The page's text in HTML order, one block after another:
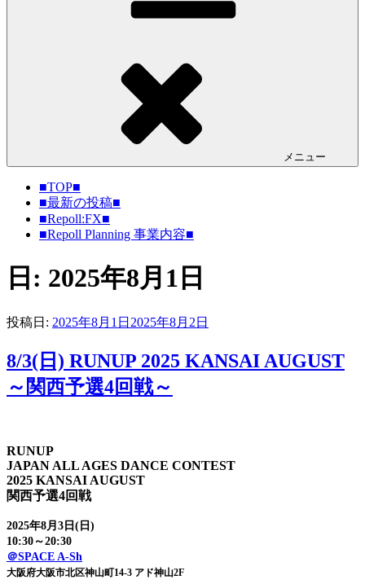
メニュー
■TOP■
■最新の投稿■
■Repoll:FX■
■Repoll Planning 事業内容■
日: 2025年8月1日
投稿日: 2025年8月1日 2025年8月2日
8/3(日) RUNUP 2025 KANSAI AUGUST
～関西予選4回戦～
RUNUP
JAPAN ALL AGES DANCE CONTEST
2025 KANSAI AUGUST
関西予選4回戦
2025年8月3日(日)
10:30～20:30
＠SPACE A-Sh
大阪府大阪市北区神山町14-3 アド神山2F